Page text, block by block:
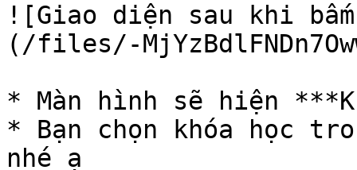
![Giao diện sau khi
(/files/-
* Màn hình sẽ hiện
* Bạn chọn khóa học
nhé ạ